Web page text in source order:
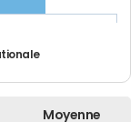
Moyenne